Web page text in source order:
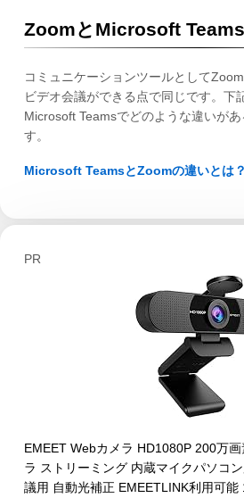
ZoomとMicrosoft
コミュニケーションツールとして
ビデオ会議ができる点で同じです。下
Microsoft Teamsでどのような違いが
す。
Microsoft TeamsとZoomの違いとは
PR
EMEET Webカメラ HD1080P 200万
ラ ストリーミング 内蔵マイクパソコ
議用 自動光補正 EMEETLINK利用可能